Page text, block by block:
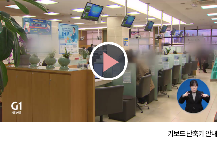
Play
Video키보드 단축키 안내